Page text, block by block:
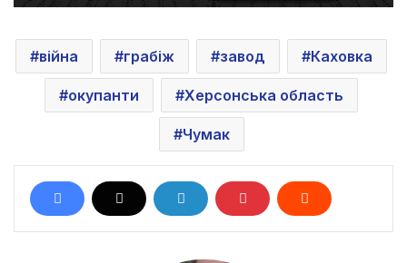
війна грабіж завод Каховка
окупанти Херсонська область
Чумак